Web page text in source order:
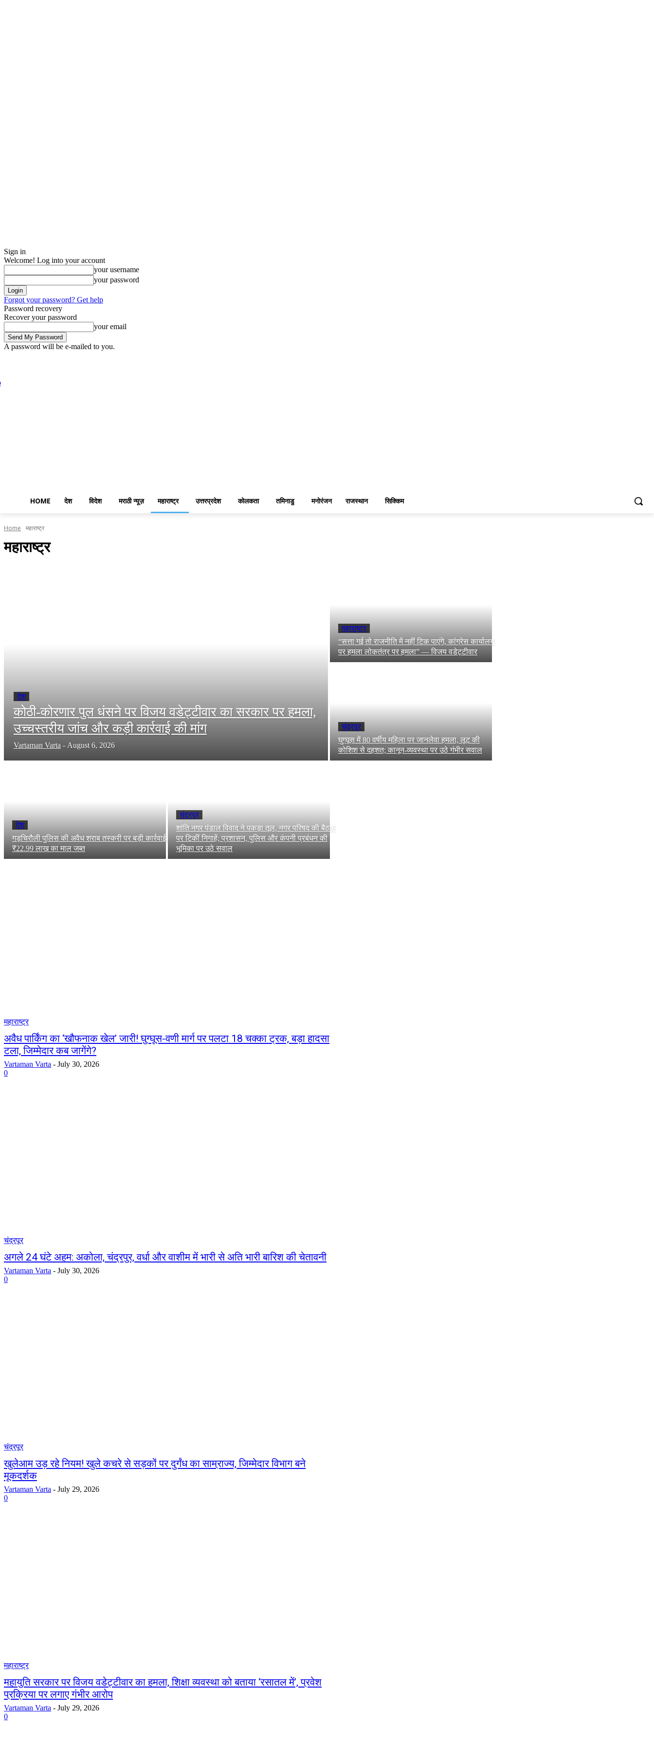
Sign in
Welcome! Log into your account
your username
your password
Forgot your password? Get help
Password recovery
Recover your password
your email
A password will be e-mailed to you.
HOME देश विदेश मराठी न्यूज़ महाराष्ट्र उत्तरप्रदेश कोलकता तमिनाडु मनोरंजन राजस्थान सिक्किम
Home महाराष्ट्र
महाराष्ट्र
देश
कोठी-कोरणार पुल धंसने पर विजय वडेट्टीवार का सरकार पर हमला,
उच्चस्तरीय जांच और कड़ी कार्रवाई की मांग
Vartaman Varta - August 6, 2026
महाराष्ट्र
“सत्ता गई तो राजनीति में नहीं टिक पाएंगे, कांग्रेस कार्यालय
पर हमला लोकतंत्र पर हमला” — विजय वडेट्टीवार
चंद्रपूर
घुग्घूस में 80 वर्षीय महिला पर जानलेवा हमला, लूट की
कोशिश से दहशत; कानून-व्यवस्था पर उठे गंभीर सवाल
देश
गड़चिरौली पुलिस की अवैध शराब तस्करी पर बड़ी कार्रवाई,
₹22.99 लाख का माल जब्त
चंद्रपूर
शांति नगर पंडाल विवाद ने पकड़ा तूल, नगर परिषद की बैठक
पर टिकीं निगाहें; प्रशासन, पुलिस और कंपनी प्रबंधन की
भूमिका पर उठे सवाल
महाराष्ट्र
अवैध पार्किंग का ‘खौफनाक खेल’ जारी! घुग्घूस-वणी मार्ग पर पलटा 18 चक्का ट्रक, बड़ा हादसा
टला, जिम्मेदार कब जागेंगे?
Vartaman Varta - July 30, 2026
0
चंद्रपूर
अगले 24 घंटे अहम: अकोला, चंद्रपुर, वर्धा और वाशीम में भारी से अति भारी बारिश की चेतावनी
Vartaman Varta - July 30, 2026
0
चंद्रपूर
खुलेआम उड़ रहे नियम! खुले कचरे से सड़कों पर दुर्गंध का साम्राज्य, जिम्मेदार विभाग बने
मूकदर्शक
Vartaman Varta - July 29, 2026
0
महाराष्ट्र
महायुति सरकार पर विजय वडेट्टीवार का हमला, शिक्षा व्यवस्था को बताया ‘रसातल में’, प्रवेश
प्रक्रिया पर लगाए गंभीर आरोप
Vartaman Varta - July 29, 2026
0